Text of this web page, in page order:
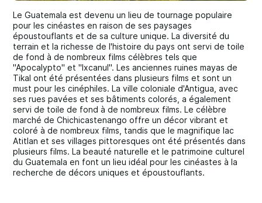
Le Guatemala est devenu un lieu de tournage populaire
pour les cinéastes en raison de ses paysages
époustouflants et de sa culture unique. La diversité du
terrain et la richesse de l'histoire du pays ont servi de toile
de fond à de nombreux films célèbres tels que
"Apocalypto" et "Ixcanul". Les anciennes ruines mayas de
Tikal ont été présentées dans plusieurs films et sont un
must pour les cinéphiles. La ville coloniale d'Antigua, avec
ses rues pavées et ses bâtiments colorés, a également
servi de toile de fond à de nombreux films. Le célèbre
marché de Chichicastenango offre un décor vibrant et
coloré à de nombreux films, tandis que le magnifique lac
Atitlan et ses villages pittoresques ont été présentés dans
plusieurs films. La beauté naturelle et le patrimoine culturel
du Guatemala en font un lieu idéal pour les cinéastes à la
recherche de décors uniques et époustouflants.